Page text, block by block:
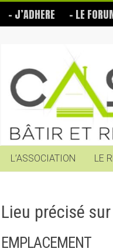
– J’ADHERE – LE
Castors
Bâtir
soi-
même
L’ASSOCIATION
LE
Lieu précisé
EMPLACEMENT